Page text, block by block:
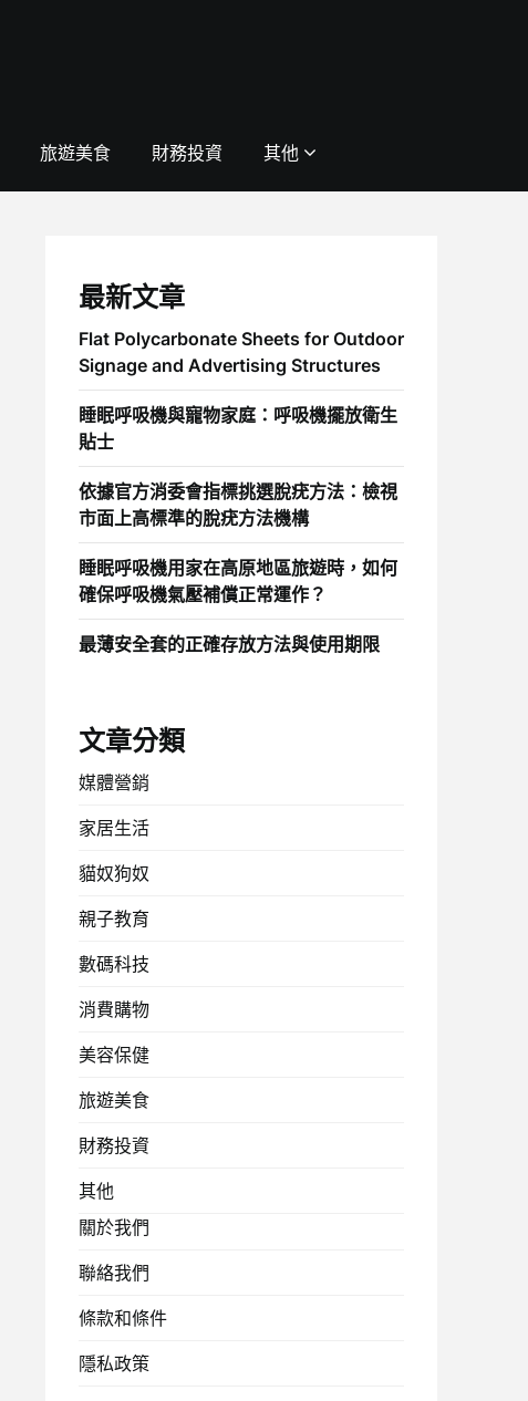
旅遊美食 財務投資 其他
最新文章
Flat Polycarbonate Sheets for Outdoor
Signage and Advertising Structures
睡眠呼吸機與寵物家庭：呼吸機擺放衛生
貼士
依據官方消委會指標挑選脫疣方法：檢視
市面上高標準的脫疣方法機構
睡眠呼吸機用家在高原地區旅遊時，如何
確保呼吸機氣壓補償正常運作？
最薄安全套的正確存放方法與使用期限
文章分類
媒體營銷
家居生活
貓奴狗奴
親子教育
數碼科技
消費購物
美容保健
旅遊美食
財務投資
其他
關於我們
聯絡我們
條款和條件
隱私政策